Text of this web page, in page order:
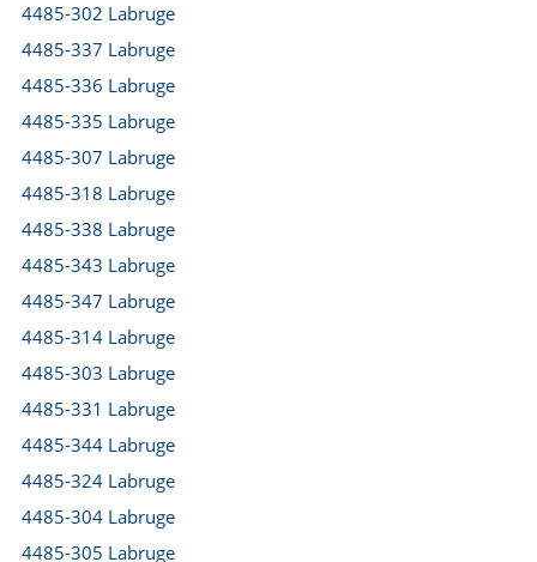
4485-302 Labruge
4485-337 Labruge
4485-336 Labruge
4485-335 Labruge
4485-307 Labruge
4485-318 Labruge
4485-338 Labruge
4485-343 Labruge
4485-347 Labruge
4485-314 Labruge
4485-303 Labruge
4485-331 Labruge
4485-344 Labruge
4485-324 Labruge
4485-304 Labruge
4485-305 Labruge